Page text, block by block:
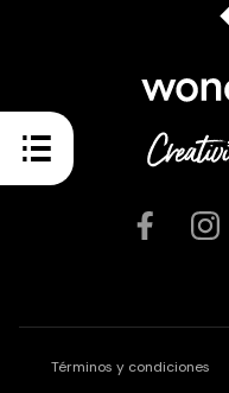
Términos y condiciones